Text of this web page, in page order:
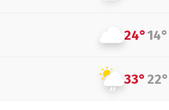
24°14°
33°22°